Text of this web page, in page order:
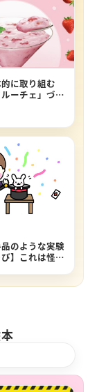
に取り組む
ルーチェ」づく
品のような実験
】これは怪し